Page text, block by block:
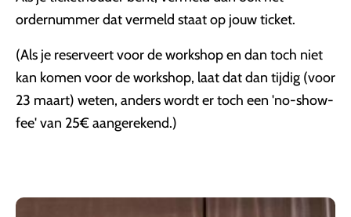
ordernummer dat vermeld staat op jouw ticket.
(Als je reserveert voor de workshop en dan toch niet
kan komen voor de workshop, laat dat dan tijdig (voor
23 maart) weten, anders wordt er toch een 'no-show-
fee' van 25€ aangerekend.)